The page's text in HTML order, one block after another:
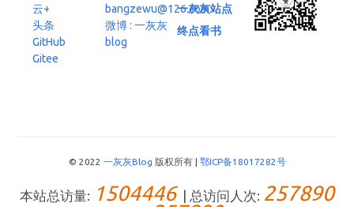
云+
头条
GitHub
Gitee
bangzewu@126.com
微博 : 一灰灰
blog
一灰灰站点
终点看书
© 2022 一灰灰Blog 版权所有 | 鄂ICP备18017282号
本站总访量: 1504446| 总访问人次: 257890